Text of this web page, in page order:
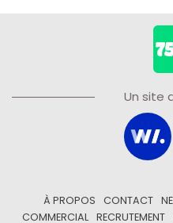
Un site
À PROPOS CONTACT
COMMERCIAL
RECRUTEMENT